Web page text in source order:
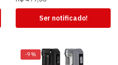
Ser notificado!
-9%